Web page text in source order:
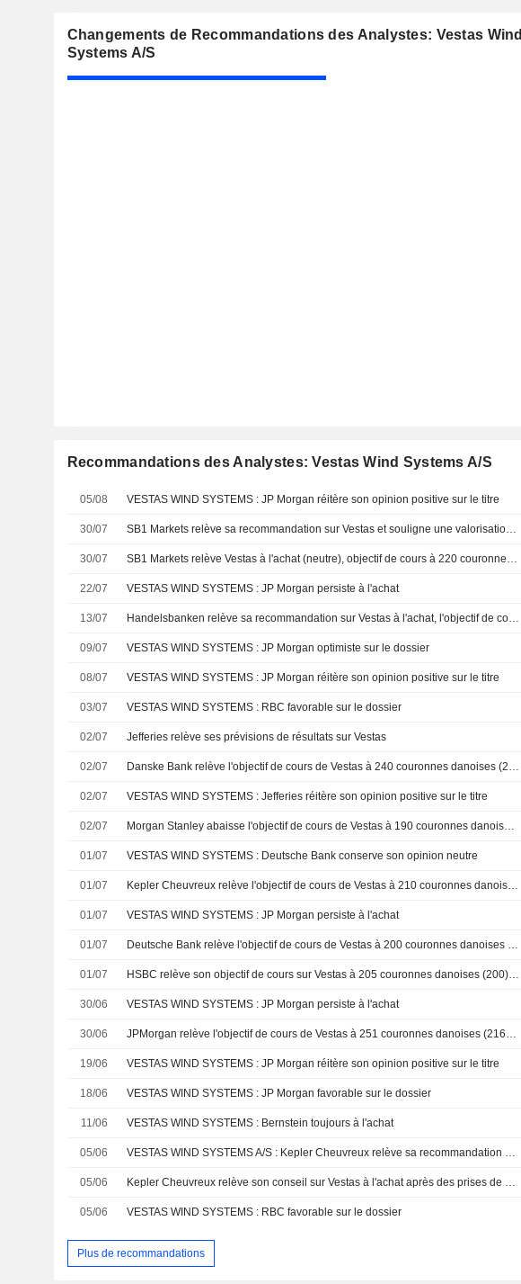
Changements de Recommandations des Analystes: Vestas Wind
Systems A/S
Recommandations des Analystes: Vestas Wind Systems A/S
05/08 VESTAS WIND SYSTEMS : JP Morgan réitère son opinion positive sur le titre
30/07 SB1 Markets relève sa recommandation sur Vestas et souligne une valorisation attractive
30/07 SB1 Markets relève Vestas à l'achat (neutre), objectif de cours à 220 couronnes danoises (180)
22/07 VESTAS WIND SYSTEMS : JP Morgan persiste à l'achat
13/07 Handelsbanken relève sa recommandation sur Vestas à l'achat, l'objectif de cours porté à 210 couronnes danoises
09/07 VESTAS WIND SYSTEMS : JP Morgan optimiste sur le dossier
08/07 VESTAS WIND SYSTEMS : JP Morgan réitère son opinion positive sur le titre
03/07 VESTAS WIND SYSTEMS : RBC favorable sur le dossier
02/07 Jefferies relève ses prévisions de résultats sur Vestas
02/07 Danske Bank relève l'objectif de cours de Vestas à 240 couronnes danoises (230) et réitère son conseil à l'achat - BN
02/07 VESTAS WIND SYSTEMS : Jefferies réitère son opinion positive sur le titre
02/07 Morgan Stanley abaisse l'objectif de cours de Vestas à 190 couronnes danoises (contre 196), maintient sa recommandation à "Pondération en ligne" - BN
01/07 VESTAS WIND SYSTEMS : Deutsche Bank conserve son opinion neutre
01/07 Kepler Cheuvreux relève l'objectif de cours de Vestas à 210 couronnes danoises (contre 200), maintient son conseil à l'achat
01/07 VESTAS WIND SYSTEMS : JP Morgan persiste à l'achat
01/07 Deutsche Bank relève l'objectif de cours de Vestas à 200 couronnes danoises (190), maintient sa recommandation à "conserver"
01/07 HSBC relève son objectif de cours sur Vestas à 205 couronnes danoises (200) et réitère son conseil à l'achat - BN
30/06 VESTAS WIND SYSTEMS : JP Morgan persiste à l'achat
30/06 JPMorgan relève l'objectif de cours de Vestas à 251 couronnes danoises (216) et réitère sa recommandation à " Surpondérer » - BN
19/06 VESTAS WIND SYSTEMS : JP Morgan réitère son opinion positive sur le titre
18/06 VESTAS WIND SYSTEMS : JP Morgan favorable sur le dossier
11/06 VESTAS WIND SYSTEMS : Bernstein toujours à l'achat
05/06 VESTAS WIND SYSTEMS A/S : Kepler Cheuvreux relève sa recommandation à acheter
05/06 Kepler Cheuvreux relève son conseil sur Vestas à l'achat après des prises de commandes robustes
05/06 VESTAS WIND SYSTEMS : RBC favorable sur le dossier
Plus de recommandations